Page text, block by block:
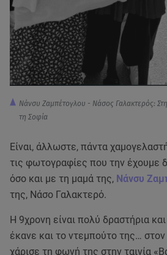
Νάνσυ Ζαμπέτογλου - Νάσος Γαλακτερός:
τη Σοφία
Είναι, άλλωστε, πάντα
τις φωτογραφίες που την έχουμε
όσο και με τη μαμά της, Νάνσυ
της, Νάσο Γαλακτερό.
Η 9χρονη είναι πολύ δραστήρια
έκανε και το ντεμπούτο της…
χάρισε τη φωνή της στην ταινία